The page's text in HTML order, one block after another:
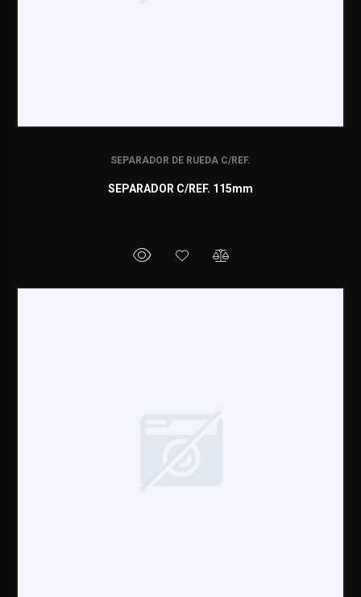
SEPARADOR DE RUEDA C/REF.
SEPARADOR C/REF. 115mm